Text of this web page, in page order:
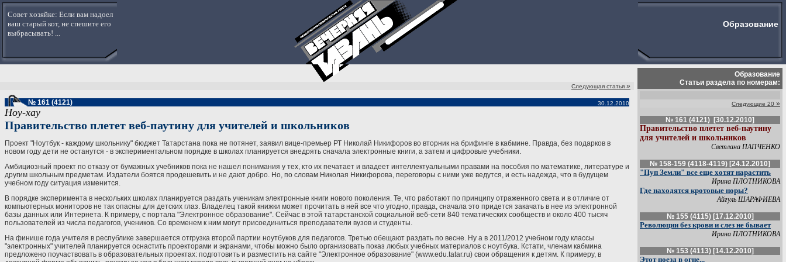
Совет хозяйке: Если вам надоел
ваш старый кот, не спешите его
выбрасывать! ...
Образование
Следующая статья »
№ 161 (4121)
30.12.2010
Ноу-хау
Правительство плетет веб-паутину для учителей и школьников
Проект "Ноутбук - каждому школьнику" бюджет Татарстана пока не потянет, заявил вице-премьер РТ Николай Никифоров во вторник на брифинге в кабмине. Правда, без подарков в
новом году дети не останутся - в экспериментальном порядке в школах планируется внедрять сначала электронные книги, а затем и цифровые учебники.
Амбициозный проект по отказу от бумажных учебников пока не нашел понимания у тех, кто их печатает и владеет интеллектуальными правами на пособия по математике, литературе и
другим школьным предметам. Издатели боятся продешевить и не дают добро. Но, по словам Николая Никифорова, переговоры с ними уже ведутся, и есть надежда, что в будущем
учебном году ситуация изменится.
В порядке эксперимента в нескольких школах планируется раздать ученикам электронные книги нового поколения. Те, что работают по принципу отраженного света и в отличие от
компьютерных мониторов не так опасны для детских глаз. Владелец такой книжки может прочитать в ней все что угодно, правда, сначала это придется закачать в нее из электронной
базы данных или Интернета. К примеру, с портала "Электронное образование". Сейчас в этой татарстанской социальной веб-сети 840 тематических сообществ и около 400 тысяч
пользователей из числа педагогов, учеников. Со временем к ним могут присоединиться преподаватели вузов и студенты.
На финише года учителя в республике завершается отгрузка второй партии ноутбуков для педагогов. Третью обещают раздать по весне. Ну а в 2011/2012 учебном году классы
"электронных" учителей планируется оснастить проекторами и экранами, чтобы можно было организовать показ любых учебных материалов с ноутбука. Кстати, членам кабмина
предложено поучаствовать в образовательных проектах: подготовить и разместить на сайте "Электронное образование" (www.edu.tatar.ru) свои обращения к детям. К примеру, в
Образование
Статьи раздела по номерам:
Следующие 20 »
№ 161 (4121) [30.12.2010]
Правительство плетет веб-паутину
для учителей и школьников
Светлана ПАПЧЕНКО
№ 158-159 (4118-4119) [24.12.2010]
"Пуп Земли" все еще хотят нарастить
Ирина ПЛОТНИКОВА
Где находятся кротовые норы?
Айгуль ШАРАФИЕВА
№ 155 (4115) [17.12.2010]
Революции без крови и слез не бывает
Ирина ПЛОТНИКОВА
№ 153 (4113) [14.12.2010]
Этот поезд в огне...